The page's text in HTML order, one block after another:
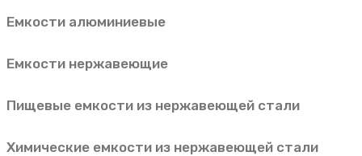
Емкости алюминиевые
Емкости нержавеющие
Пищевые емкости из нержавеющей стали
Химические емкости из нержавеющей стали